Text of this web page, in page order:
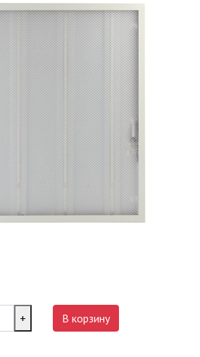
ПРОМЫШЛЕННЫЕ (SPP)
ТЕРМОСТОЙКИЕ СВЕТИЛЬНИКИ
ОФИСНЫЕ ПОДВЕСНЫЕ
СВЕТИЛЬНИКИ «GEOMETRIA»
ПРОЖЕКТОРЫ
ФОНАРИ
САДОВЫЕ ФАСАДНЫЕ
СВЕТИЛЬНИКИ
+
В корзину